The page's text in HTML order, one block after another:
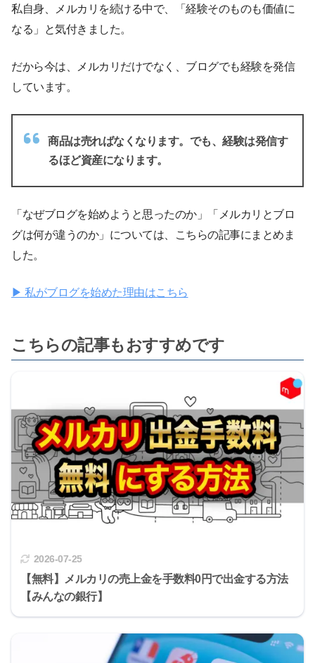
私自身、メルカリを続ける中で、「経験そのものも価値に
なる」と気付きました。
だから今は、メルカリだけでなく、ブログでも経験を発信
しています。
商品は売ればなくなります。でも、経験は発信す
るほど資産になります。
「なぜブログを始めようと思ったのか」「メルカリとブロ
グは何が違うのか」については、こちらの記事にまとめま
した。
▶ 私がブログを始めた理由はこちら
こちらの記事もおすすめです
2026-07-25
【無料】メルカリの売上金を手数料0円で出金する方法
【みんなの銀行】